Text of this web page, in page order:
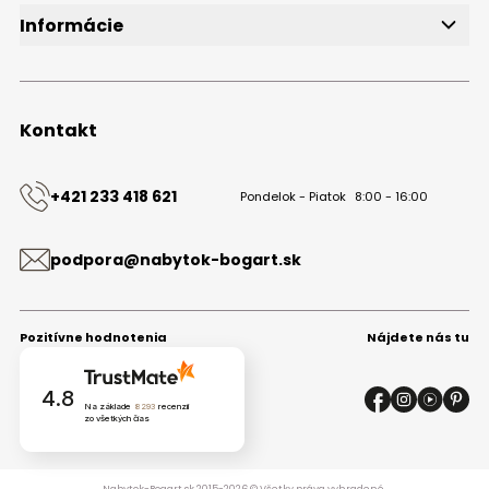
Informácie
Obchodné podmienky
Kontakt
Kontakt
+421 233 418 621 Pondelok - Piatok 8:00 - 16:00
podpora@nabytok-bogart.sk
Pozitívne hodnotenia
4.8 Na základe 8293 recenzií
zo všetkých čias
Nájdete nás tu